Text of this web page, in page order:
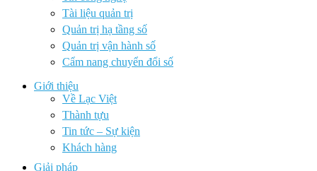
Tài liệu quản trị
Quản trị hạ tầng số
Quản trị vận hành số
Cẩm nang chuyển đổi số
Giới thiệu
Về Lạc Việt
Thành tựu
Tin tức – Sự kiện
Khách hàng
Giải pháp